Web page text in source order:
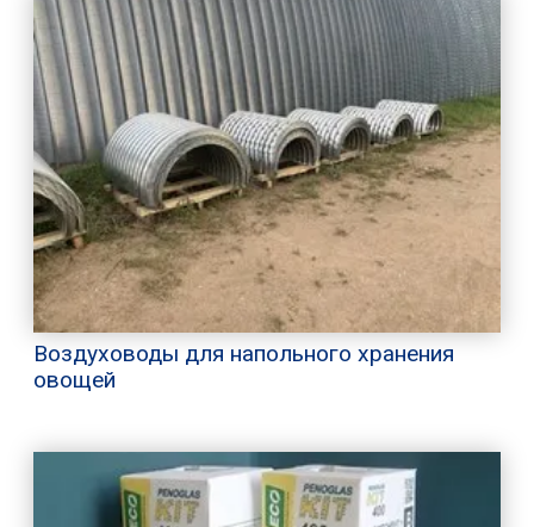
Воздуховоды для напольного хранения
овощей